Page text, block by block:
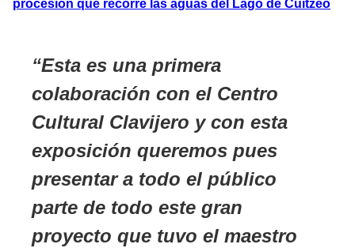
procesión que recorre las aguas del Lago de Cuitzeo
Esta es una primera
colaboración con el Centro
Cultural Clavijero y con esta
exposición queremos pues
presentar a todo el público
parte de todo este gran
proyecto que tuvo el maestro